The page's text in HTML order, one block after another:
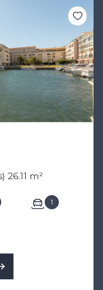
Appartement 1 pièce(s) 26.11 m²
1